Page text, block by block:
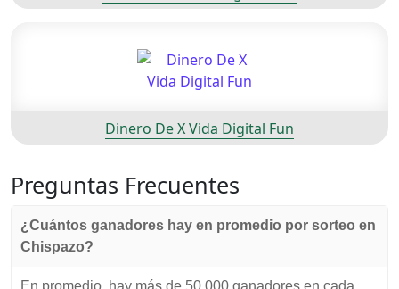
Dinero De X Vida Digital Fun
Preguntas Frecuentes
¿Cuántos ganadores hay en promedio por sorteo en
Chispazo?
En promedio, hay más de 50 000 ganadores en cada